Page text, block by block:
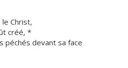
le Christ,
créé, *
péchés devant sa face